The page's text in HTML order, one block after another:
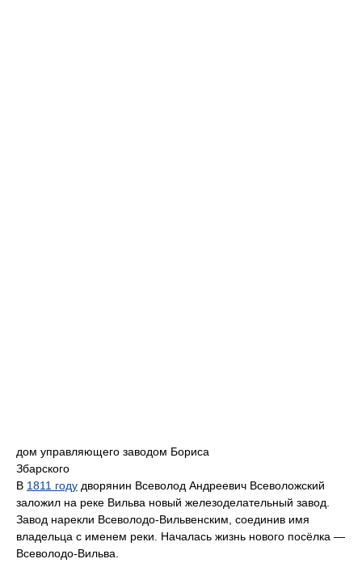
дом управляющего заводом Бориса
Збарского
В 1811 году дворянин Всеволод Андреевич Всеволожский
заложил на реке Вильва новый железоделательный завод.
Завод нарекли Всеволодо-Вильвенским, соединив имя
владельца с именем реки. Началась жизнь нового посёлка —
Всеволодо-Вильва.